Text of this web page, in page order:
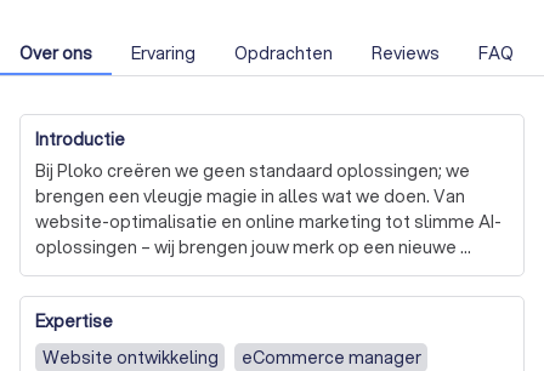
Over ons Ervaring Opdrachten Reviews FAQ
Introductie
Bij Ploko creëren we geen standaard oplossingen; we
brengen een vleugje magie in alles wat we doen. Van
website-optimalisatie en online marketing tot slimme AI-
oplossingen – wij brengen jouw merk op een nieuwe
manier tot leven. Onze focus ligt op heldere
communicatie en efficiëntie, waardoor we
kosteneffectief kunnen werken zonder in te leveren op
kwaliteit.
Expertise
Website ontwikkeling
eCommerce manager